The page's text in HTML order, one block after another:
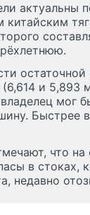
(6,614 и
владелец мог
Быстрее
что на
в
недавно